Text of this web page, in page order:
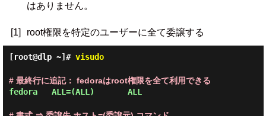
はありません。
[1] root権限を特定のユーザーに全て委譲する
[root@dlp ~]# visudo
# 最終行に追記： fedoraはroot権限を全て利用できる